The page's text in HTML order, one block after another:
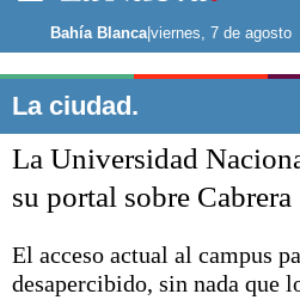
Noticias
La
Punta
El
Deportes
Liga
Bahía Blanca|viernes, 7 de agosto
La ciudad.
La Universidad
su portal sobre Cabrera
El acceso actual al campus
desapercibido, sin nada que